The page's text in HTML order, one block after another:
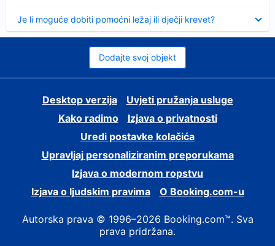
Je li moguće dobiti pomoćni ležaj ili dječji krevet?
Dodajte svoj objekt
Desktop verzija
Uvjeti pružanja usluge
Kako radimo
Izjava o privatnosti
Uredi postavke kolačića
Upravljaj personaliziranim preporukama
Izjava o modernom ropstvu
Izjava o ljudskim pravima
O Booking.com-u
Autorska prava © 1996–2026 Booking.com™. Sva
prava pridržana.